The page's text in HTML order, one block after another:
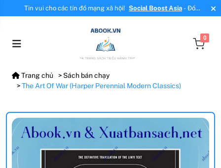
Tin vui cho các tín đồ mạng xã hội! Social Boost Asia- Đối
tác mới, cung cấp dịch vụ tăng tương tác, tăng follow uy tín!
0
Trang chủ
Sách bán chạy
The Art Of War (Harper Perennial Modern Classics)